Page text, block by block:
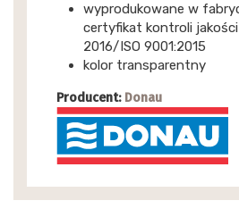
wyprodukowane w
certyfikat kontroli
2016/ISO 9001:2015
kolor transparentny
Producent: Donau